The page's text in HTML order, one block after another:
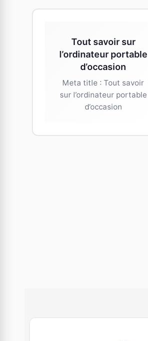
Tout savoir sur
l’ordinateur portable
d’occasion
Meta title : Tout savoir
sur l’ordinateur portable
d’occasion